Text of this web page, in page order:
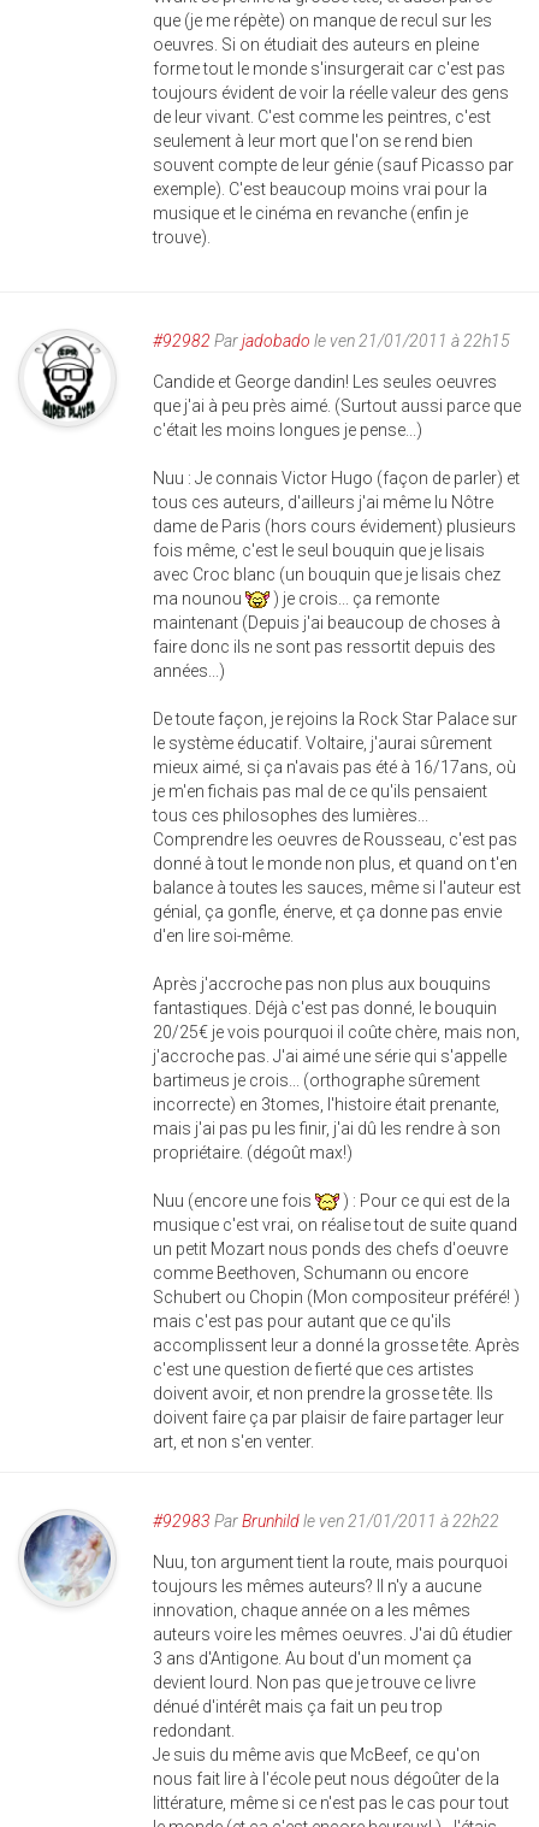
que (je me répète) on manque de recul sur les
oeuvres. Si on étudiait des auteurs en pleine
forme tout le monde s'insurgerait car c'est pas
toujours évident de voir la réelle valeur des gens
de leur vivant. C'est comme les peintres, c'est
seulement à leur mort que l'on se rend bien
souvent compte de leur génie (sauf Picasso par
exemple). C'est beaucoup moins vrai pour la
musique et le cinéma en revanche (enfin je
trouve).
#92982 Parjadobado le ven 21/01/2011 à 22h15
Candide et George dandin! Les seules oeuvres
que j'ai à peu près aimé. (Surtout aussi parce que
c'était les moins longues je pense...)
Nuu : Je connais Victor Hugo (façon de parler) et
tous ces auteurs, d'ailleurs j'ai même lu Nôtre
dame de Paris (hors cours évidement) plusieurs
fois même, c'est le seul bouquin que je lisais
avec Croc blanc (un bouquin que je lisais chez
ma nounou
) je crois... ça remonte
maintenant (Depuis j'ai beaucoup de choses à
faire donc ils ne sont pas ressortit depuis des
années...)
De toute façon, je rejoins la Rock Star Palace sur
le système éducatif. Voltaire, j'aurai sûrement
mieux aimé, si ça n'avais pas été à 16/17ans, où
je m'en fichais pas mal de ce qu'ils pensaient
tous ces philosophes des lumières...
Comprendre les oeuvres de Rousseau, c'est pas
donné à tout le monde non plus, et quand on t'en
balance à toutes les sauces, même si l'auteur est
génial, ça gonfle, énerve, et ça donne pas envie
d'en lire soi-même.
Après j'accroche pas non plus aux bouquins
fantastiques. Déjà c'est pas donné, le bouquin
20/25€ je vois pourquoi il coûte chère, mais non,
j'accroche pas. J'ai aimé une série qui s'appelle
bartimeus je crois... (orthographe sûrement
incorrecte) en 3tomes, l'histoire était prenante,
mais j'ai pas pu les finir, j'ai dû les rendre à son
propriétaire. (dégoût max!)
Nuu (encore une fois
) : Pour ce qui est de la
musique c'est vrai, on réalise tout de suite quand
un petit Mozart nous ponds des chefs d'oeuvre
comme Beethoven, Schumann ou encore
Schubert ou Chopin (Mon compositeur préféré! )
mais c'est pas pour autant que ce qu'ils
accomplissent leur a donné la grosse tête. Après
c'est une question de fierté que ces artistes
doivent avoir, et non prendre la grosse tête. Ils
doivent faire ça par plaisir de faire partager leur
art, et non s'en venter.
#92983 ParBrunhildle ven 21/01/2011 à 22h22
Nuu, ton argument tient la route, mais pourquoi
toujours les mêmes auteurs? Il n'y a aucune
innovation, chaque année on a les mêmes
auteurs voire les mêmes oeuvres. J'ai dû étudier
3 ans d'Antigone. Au bout d'un moment ça
devient lourd. Non pas que je trouve ce livre
dénué d'intérêt mais ça fait un peu trop
redondant.
Je suis du même avis que McBeef, ce qu'on
nous fait lire à l'école peut nous dégoûter de la
littérature, même si ce n'est pas le cas pour tout